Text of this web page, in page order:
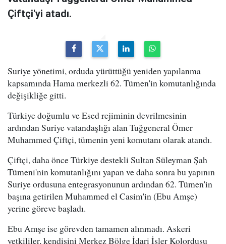
Çiftçi'yi atadı.
Suriye yönetimi, orduda yürüttüğü yeniden yapılanma
kapsamında Hama merkezli 62. Tümen'in komutanlığında
değişikliğe gitti.
Türkiye doğumlu ve Esed rejiminin devrilmesinin
ardından Suriye vatandaşlığı alan Tuğgeneral Ömer
Muhammed Çiftçi, tümenin yeni komutanı olarak atandı.
Çiftçi, daha önce Türkiye destekli Sultan Süleyman Şah
Tümeni'nin komutanlığını yapan ve daha sonra bu yapının
Suriye ordusuna entegrasyonunun ardından 62. Tümen'in
başına getirilen Muhammed el Casim'in (Ebu Amşe)
yerine göreve başladı.
Ebu Amşe ise görevden tamamen alınmadı. Askeri
yetkililer, kendisini Merkez Bölge İdari İşler Kolordusu